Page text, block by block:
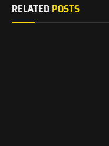
RELATEDPOSTS